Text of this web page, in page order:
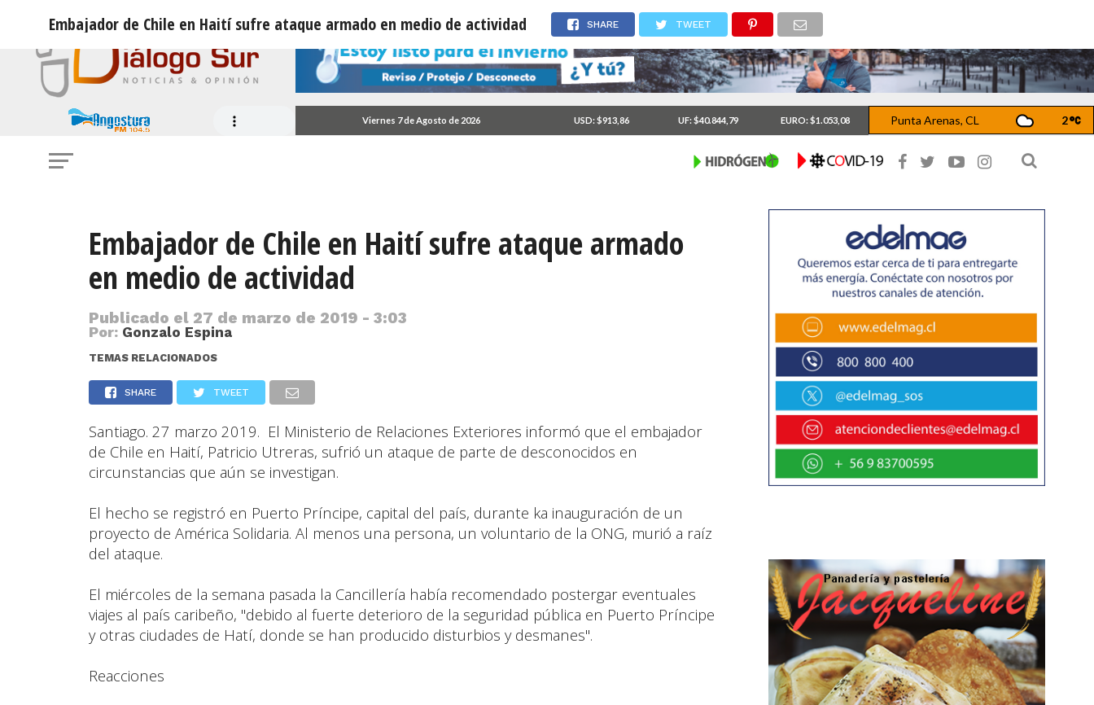
Viernes 7 de Agosto de 2026 USD: $913,86 UF: $40.844,79 EURO: $1.053,08 Punta Arenas, CL 2
Embajador de Chile en Haití sufre ataque armado en medio de actividad SHARE TWEET
Embajador de Chile en Haití sufre ataque armado
en medio de actividad
Publicado el 27 de marzo de 2019 - 3:03
Por: Gonzalo Espina
TEMAS RELACIONADOS
SHARE TWEET
Santiago. 27 marzo 2019. El Ministerio de Relaciones Exteriores informó que el embajador
de Chile en Haití, Patricio Utreras, sufrió un ataque de parte de desconocidos en
circunstancias que aún se investigan.
El hecho se registró en Puerto Príncipe, capital del país, durante ka inauguración de un
proyecto de América Solidaria. Al menos una persona, un voluntario de la ONG, murió a raíz
del ataque.
El miércoles de la semana pasada la Cancillería había recomendado postergar eventuales
viajes al país caribeño, "debido al fuerte deterioro de la seguridad pública en Puerto Príncipe
y otras ciudades de Hatí, donde se han producido disturbios y desmanes".
Reacciones